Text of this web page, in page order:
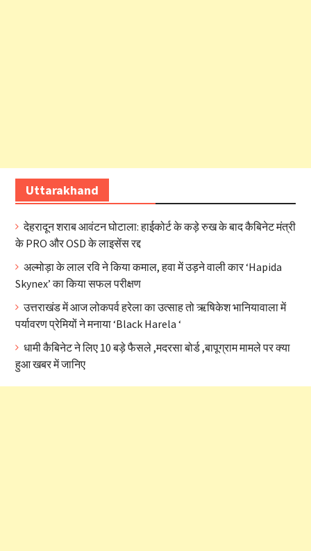
Uttarakhand
देहरादून शराब आवंटन घोटाला: हाईकोर्ट के कड़े रुख के बाद कैबिनेट मंत्री
के PRO और OSD के लाइसेंस रद्द
अल्मोड़ा के लाल रवि ने किया कमाल, हवा में उड़ने वाली कार ‘Hapida
Skynex’ का किया सफल परीक्षण
उत्तराखंड में आज लोकपर्व हरेला का उत्साह तो ऋषिकेश भानियावाला में
पर्यावरण प्रेमियों ने मनाया ‘Black Harela ‘
धामी कैबिनेट ने लिए 10 बड़े फैसले ,मदरसा बोर्ड ,बापूग्राम मामले पर क्या
हुआ खबर में जानिए